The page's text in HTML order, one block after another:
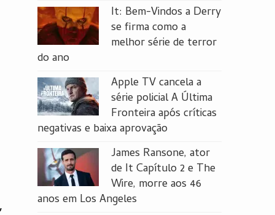
It: Bem-Vindos a Derry
se firma como a
melhor série de terror
do ano
Apple TV cancela a
série policial A Última
Fronteira após críticas
negativas e baixa aprovação
James Ransone, ator
de It Capítulo 2 e The
Wire, morre aos 46
anos em Los Angeles